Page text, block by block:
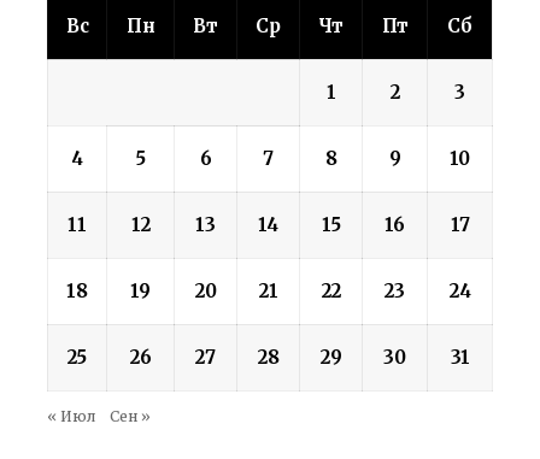
Вс Пн Вт Ср Чт Пт Сб
1 2 3
4 5 6 7 8 9 10
11 12 13 14 15 16 17
18 19 20 21 22 23 24
25 26 27 28 29 30 31
« Июл Сен »